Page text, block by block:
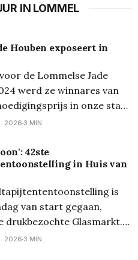
IN LOMMEL
Houben exposeert in
de Lommelse Jade
werd ze winnares van
in onze stad,
ze voor het
En nu is ze één van
kunstenaars op het
in
2026 3 MIN
42ste
in Huis van
is
van start gegaan,
drukbezochte Glasmarkt.
bezoekers maakten van
2026 3 MIN